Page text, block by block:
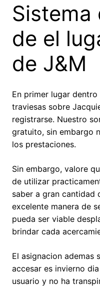
Sistema
de el
de J&M
En primer lugar
traviesas sobre
registrarse. Nuestro
gratuito, sin embargo
los prestaciones.
Sin embargo, valore
de utilizar
saber a gran cantidad
excelente manera de
pueda ser viable
brindar cada
El asignacion ademas
accesar es invierno
usuario y no ha